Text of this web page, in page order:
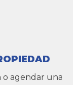
o agendar una